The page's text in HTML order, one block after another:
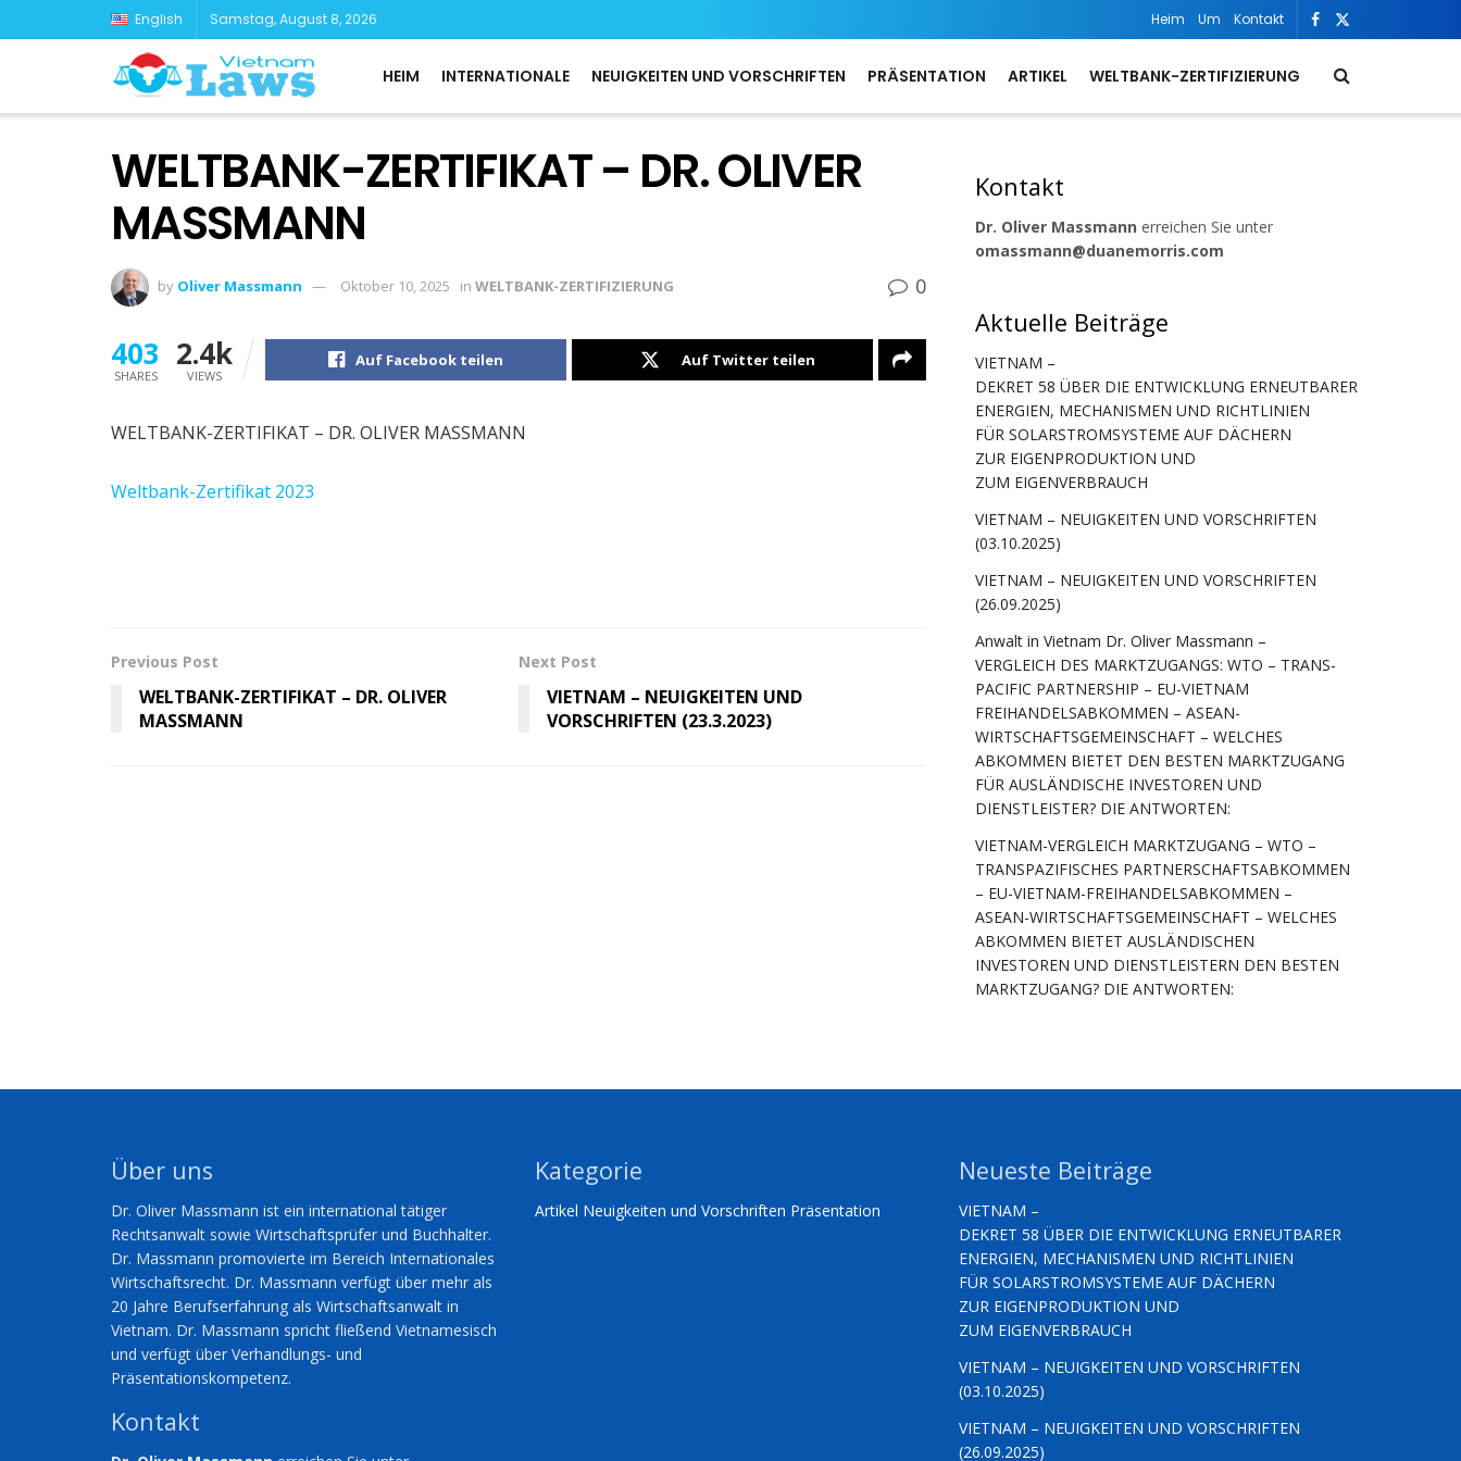
English Samstag, August 8, 2026 Heim Um Kontakt
HEIM INTERNATIONALE NEUIGKEITEN UND VORSCHRIFTEN PRÄSENTATION ARTIKEL WELTBANK-ZERTIFIZIERUNG
WELTBANK-ZERTIFIKAT – DR. OLIVER
MASSMANN
by Oliver Massmann Oktober 10, 2025 in WELTBANK-ZERTIFIZIERUNG 0
403
SHARES
2.4k
VIEWS
Auf Facebook teilen Auf Twitter teilen
WELTBANK-ZERTIFIKAT – DR. OLIVER MASSMANN
Weltbank-Zertifikat 2023
Previous Post
WELTBANK-ZERTIFIKAT – DR. OLIVER
MASSMANN
Next Post
VIETNAM – NEUIGKEITEN UND
VORSCHRIFTEN (23.3.2023)
Kontakt
Dr. Oliver Massmann erreichen Sie unter
omassmann@duanemorris.com
Aktuelle Beiträge
VIETNAM –
DEKRET 58 ÜBER DIE ENTWICKLUNG ERNEUTBARER
ENERGIEN, MECHANISMEN UND RICHTLINIEN
FÜR SOLARSTROMSYSTEME AUF DÄCHERN
ZUR EIGENPRODUKTION UND
ZUM EIGENVERBRAUCH
VIETNAM – NEUIGKEITEN UND VORSCHRIFTEN
(03.10.2025)
VIETNAM – NEUIGKEITEN UND VORSCHRIFTEN
(26.09.2025)
Anwalt in Vietnam Dr. Oliver Massmann –
VERGLEICH DES MARKTZUGANGS: WTO – TRANS-
PACIFIC PARTNERSHIP – EU-VIETNAM
FREIHANDELSABKOMMEN – ASEAN-
WIRTSCHAFTSGEMEINSCHAFT – WELCHES
ABKOMMEN BIETET DEN BESTEN MARKTZUGANG
FÜR AUSLÄNDISCHE INVESTOREN UND
DIENSTLEISTER? DIE ANTWORTEN:
VIETNAM-VERGLEICH MARKTZUGANG – WTO –
TRANSPAZIFISCHES PARTNERSCHAFTSABKOMMEN
– EU-VIETNAM-FREIHANDELSABKOMMEN –
ASEAN-WIRTSCHAFTSGEMEINSCHAFT – WELCHES
ABKOMMEN BIETET AUSLÄNDISCHEN
INVESTOREN UND DIENSTLEISTERN DEN BESTEN
MARKTZUGANG? DIE ANTWORTEN:
Über uns
Dr. Oliver Massmann ist ein international tätiger
Rechtsanwalt sowie Wirtschaftsprüfer und Buchhalter.
Dr. Massmann promovierte im Bereich Internationales
Wirtschaftsrecht. Dr. Massmann verfügt über mehr als
20 Jahre Berufserfahrung als Wirtschaftsanwalt in
Vietnam. Dr. Massmann spricht fließend Vietnamesisch
und verfügt über Verhandlungs- und
Präsentationskompetenz.
Kontakt
Kategorie
Artikel Neuigkeiten und Vorschriften Präsentation
Neueste Beiträge
VIETNAM –
DEKRET 58 ÜBER DIE ENTWICKLUNG ERNEUTBARER
ENERGIEN, MECHANISMEN UND RICHTLINIEN
FÜR SOLARSTROMSYSTEME AUF DÄCHERN
ZUR EIGENPRODUKTION UND
ZUM EIGENVERBRAUCH
VIETNAM – NEUIGKEITEN UND VORSCHRIFTEN
(03.10.2025)
VIETNAM – NEUIGKEITEN UND VORSCHRIFTEN
(26.09.2025)